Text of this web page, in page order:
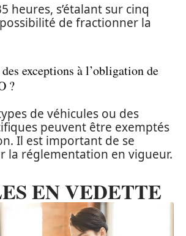
heures, s’étalant sur cinq
de fractionner la
exceptions à l’obligation de
?
de véhicules ou des
peuvent être exemptés
Il est important de se
la réglementation en vigueur.
EN VEDETTE